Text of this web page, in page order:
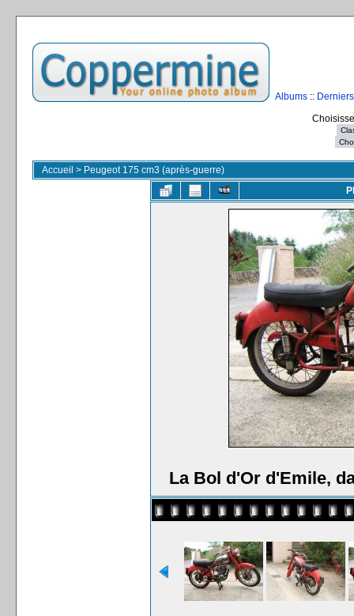
Albums::
Accueil > Peugeot 175 cm3 (après-guerre)
La Bol d'Or d'Emile,